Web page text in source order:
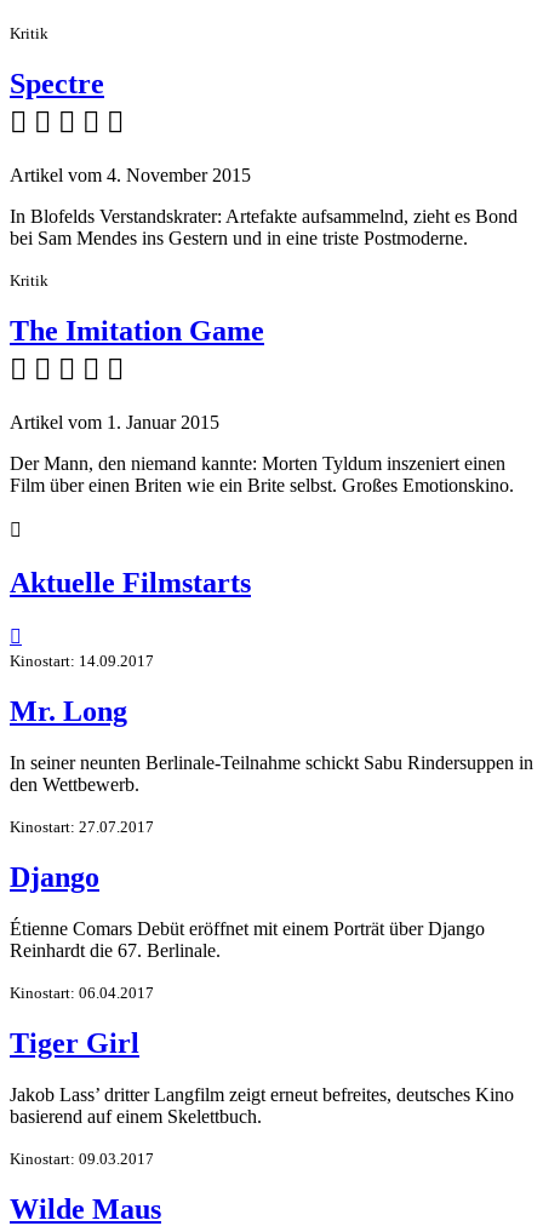
Kritik
Spectre
    
Artikel vom 4. November 2015
In Blofelds Verstandskrater: Artefakte aufsammelnd, zieht es Bond
bei Sam Mendes ins Gestern und in eine triste Postmoderne.
Kritik
The Imitation Game
    
Artikel vom 1. Januar 2015
Der Mann, den niemand kannte: Morten Tyldum inszeniert einen
Film über einen Briten wie ein Brite selbst. Großes Emotionskino.

Aktuelle Filmstarts

Kinostart: 14.09.2017
Mr. Long
In seiner neunten Berlinale-Teilnahme schickt Sabu Rindersuppen in
den Wettbewerb.
Kinostart: 27.07.2017
Django
Étienne Comars Debüt eröffnet mit einem Porträt über Django
Reinhardt die 67. Berlinale.
Kinostart: 06.04.2017
Tiger Girl
Jakob Lass’ dritter Langfilm zeigt erneut befreites, deutsches Kino
basierend auf einem Skelettbuch.
Kinostart: 09.03.2017
Wilde Maus